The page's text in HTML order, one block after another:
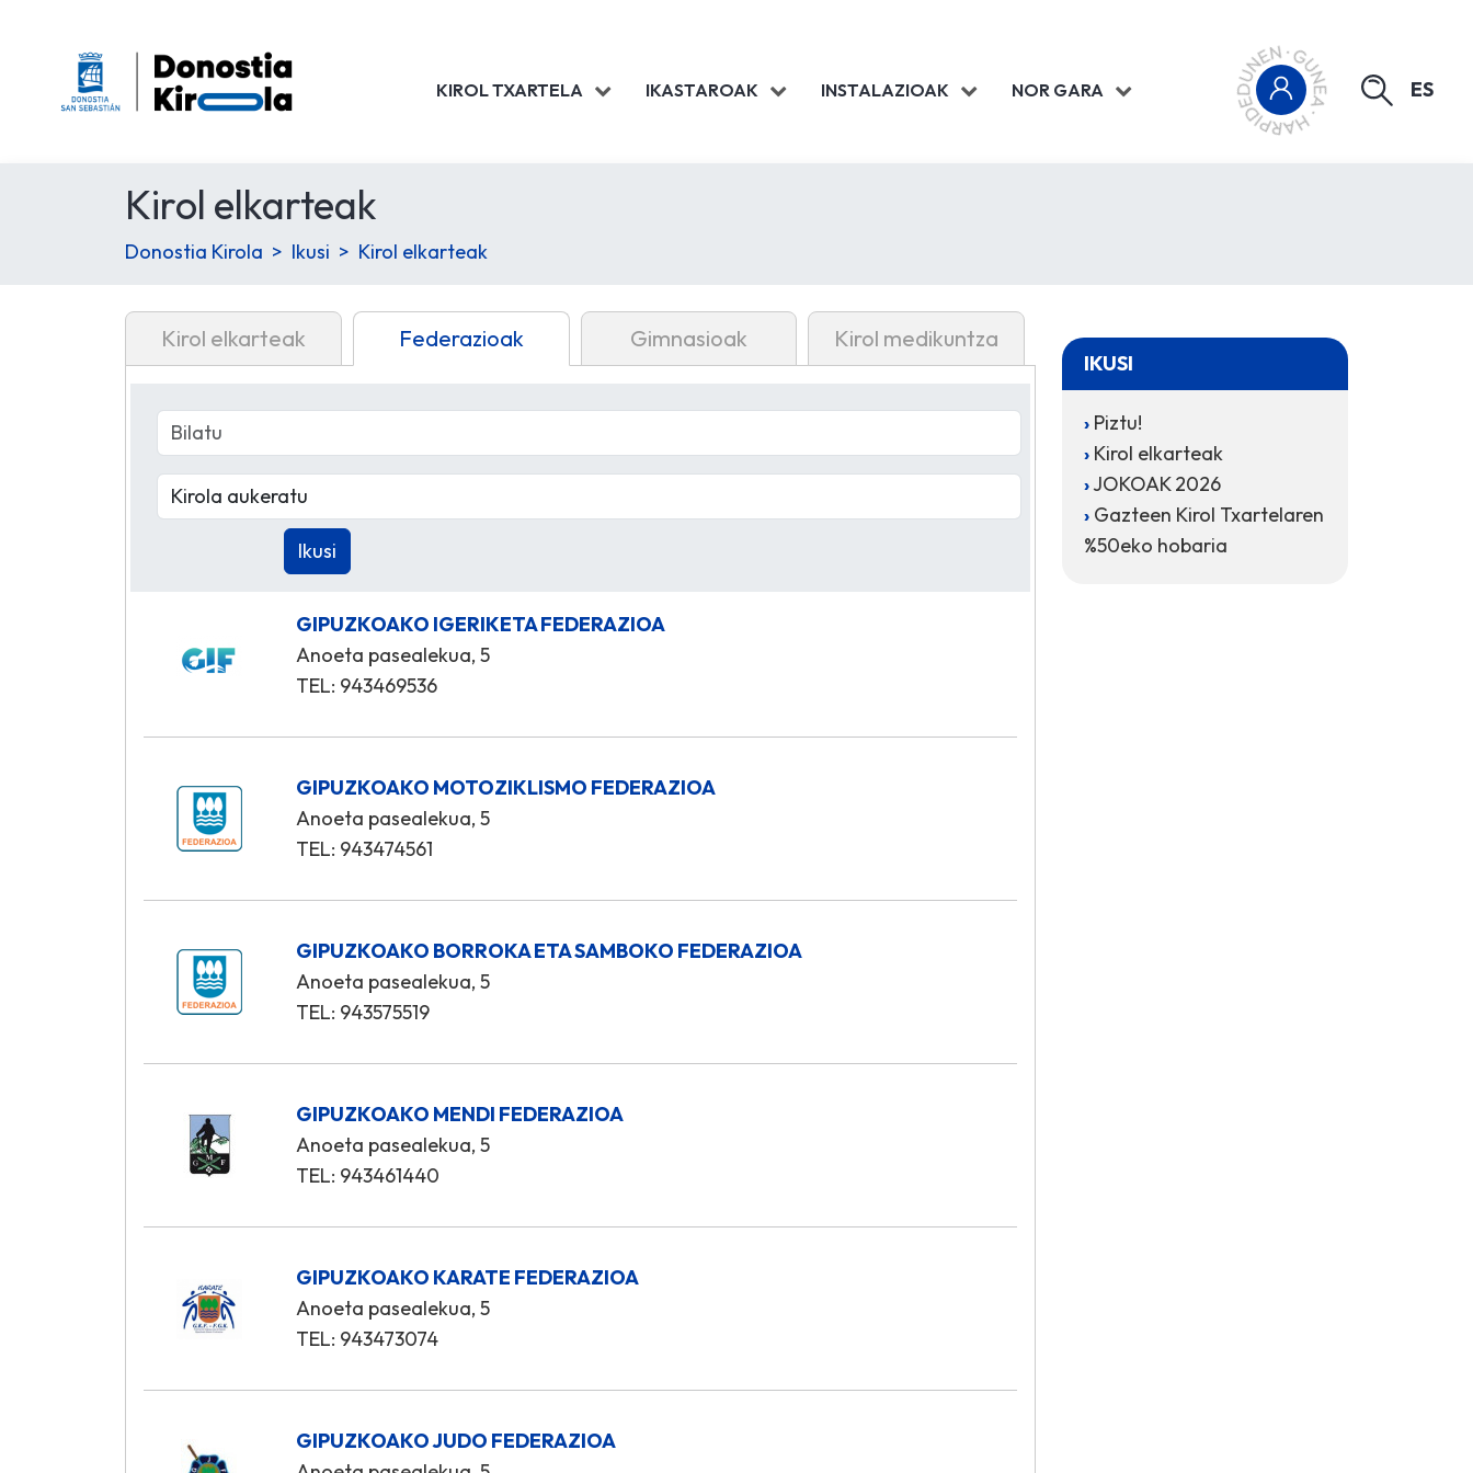
KIROL TXARTELA IKASTAROAK INSTALAZIOAK NOR GARA ES
Kirol elkarteak
Donostia Kirola Ikusi Kirol elkarteak
Kirol elkarteak Federazioak Gimnasioak Kirol medikuntza
GIPUZKOAKO IGERIKETA FEDERAZIOA
Anoeta pasealekua, 5
TEL: 943469536
GIPUZKOAKO MOTOZIKLISMO FEDERAZIOA
Anoeta pasealekua, 5
TEL: 943474561
GIPUZKOAKO BORROKA ETA SAMBOKO FEDERAZIOA
Anoeta pasealekua, 5
TEL: 943575519
GIPUZKOAKO MENDI FEDERAZIOA
Anoeta pasealekua, 5
TEL: 943461440
GIPUZKOAKO KARATE FEDERAZIOA
Anoeta pasealekua, 5
TEL: 943473074
GIPUZKOAKO JUDO FEDERAZIOA
IKUSI
Piztu!
Kirol elkarteak
JOKOAK 2026
Gazteen Kirol Txartelaren
%50eko hobaria